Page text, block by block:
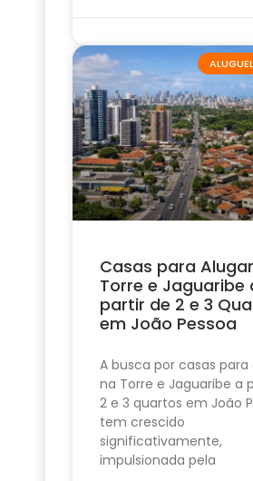
Casas para
Torre e Jaguaribe
partir de 2 e 3
em João Pessoa
A busca por casas para
na Torre e Jaguaribe a
2 e 3 quartos em João
tem crescido
significativamente,
impulsionada pela